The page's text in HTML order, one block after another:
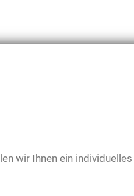
wir Ihnen ein